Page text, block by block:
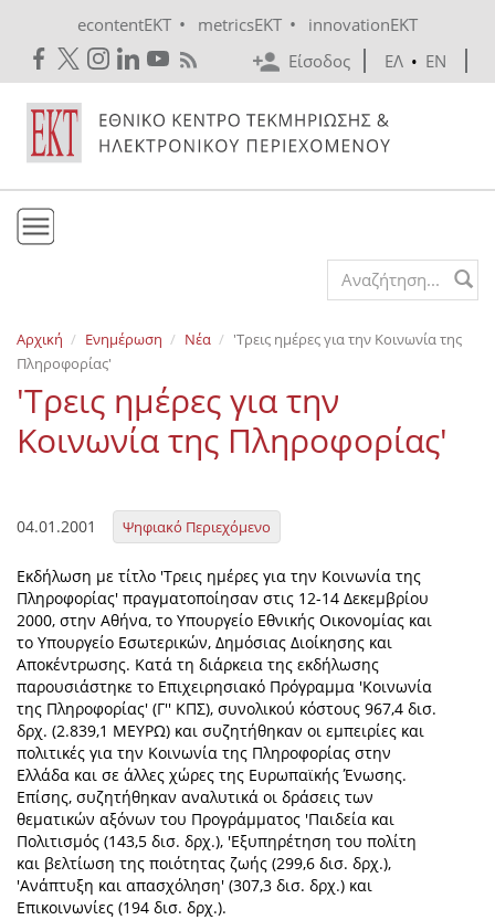
econtentEKT • metricsEKT •
innovationEKT
Είσοδος
ΕΛ • EN
Εκδόσεις
Επικοινωνία
Search form
Αρχική Ενημέρωση Νέα
'Τρεις ημέρες για την Κοινωνία της
Πληροφορίας'
'Τρεις ημέρες για την
Κοινωνία της Πληροφορίας'
04.01.2001 Ψηφιακό Περιεχόμενο
Εκδήλωση με τίτλο 'Τρεις ημέρες για την Κοινωνία της
Πληροφορίας' πραγματοποίησαν στις 12-14 Δεκεμβρίου
2000, στην Αθήνα, το Υπουργείο Εθνικής Οικονομίας και
το Υπουργείο Εσωτερικών, Δημόσιας Διοίκησης και
Αποκέντρωσης. Κατά τη διάρκεια της εκδήλωσης
παρουσιάστηκε το Επιχειρησιακό Πρόγραμμα 'Κοινωνία
της Πληροφορίας' (Γ'' ΚΠΣ), συνολικού κόστους 967,4 δισ.
δρχ. (2.839,1 ΜΕΥΡΩ) και συζητήθηκαν οι εμπειρίες και
πολιτικές για την Κοινωνία της Πληροφορίας στην
Ελλάδα και σε άλλες χώρες της Ευρωπαϊκής Ένωσης.
Επίσης, συζητήθηκαν αναλυτικά οι δράσεις των
θεματικών αξόνων του Προγράμματος 'Παιδεία και
Πολιτισμός (143,5 δισ. δρχ.), 'Εξυπηρέτηση του πολίτη
και βελτίωση της ποιότητας ζωής (299,6 δισ. δρχ.),
'Ανάπτυξη και απασχόληση' (307,3 δισ. δρχ.) και
Επικοινωνίες (194 δισ. δρχ.).